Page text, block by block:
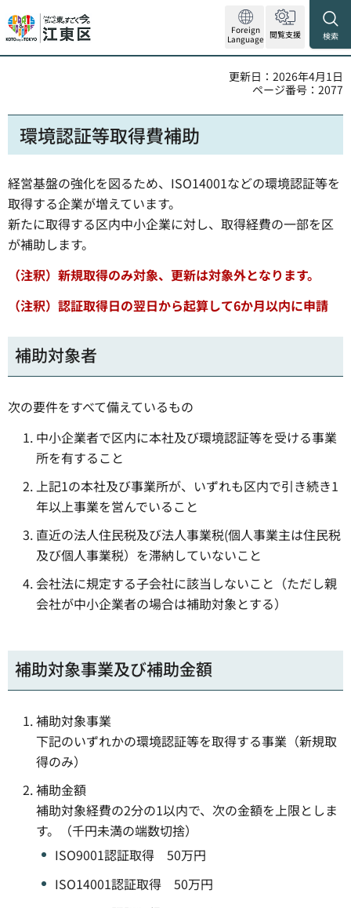
Foreign
Language 閲覧支援 検索
更新日：2026年4月1日
ページ番号：2077
環境認証等取得費補助
経営基盤の強化を図るため、ISO14001などの環境認証等を
取得する企業が増えています。
新たに取得する区内中小企業に対し、取得経費の一部を区
が補助します。
（注釈）新規取得のみ対象、更新は対象外となります。
（注釈）認証取得日の翌日から起算して6か月以内に申請
補助対象者
次の要件をすべて備えているもの
中小企業者で区内に本社及び環境認証等を受ける事業
所を有すること
上記1の本社及び事業所が、いずれも区内で引き続き1
年以上事業を営んでいること
直近の法人住民税及び法人事業税(個人事業主は住民税
及び個人事業税）を滞納していないこと
会社法に規定する子会社に該当しないこと（ただし親
会社が中小企業者の場合は補助対象とする）
補助対象事業及び補助金額
補助対象事業
下記のいずれかの環境認証等を取得する事業（新規取
得のみ）
補助金額
補助対象経費の2分の1以内で、次の金額を上限としま
す。（千円未満の端数切捨）
ISO9001認証取得 50万円
ISO14001認証取得 50万円